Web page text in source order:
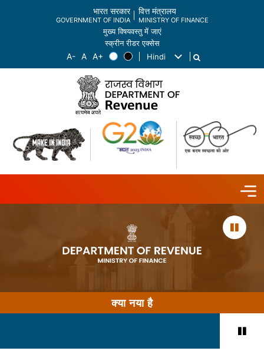
भारत सरकार
GOVERNMENT OF INDIA
वित्त मंत्रालय
MINISTRY OF FINANCE
मुख्य विषयवस्तु में जाएं
स्क्रीन रीडर एक्सेस
Hindi
List additional actions
क्या नया है